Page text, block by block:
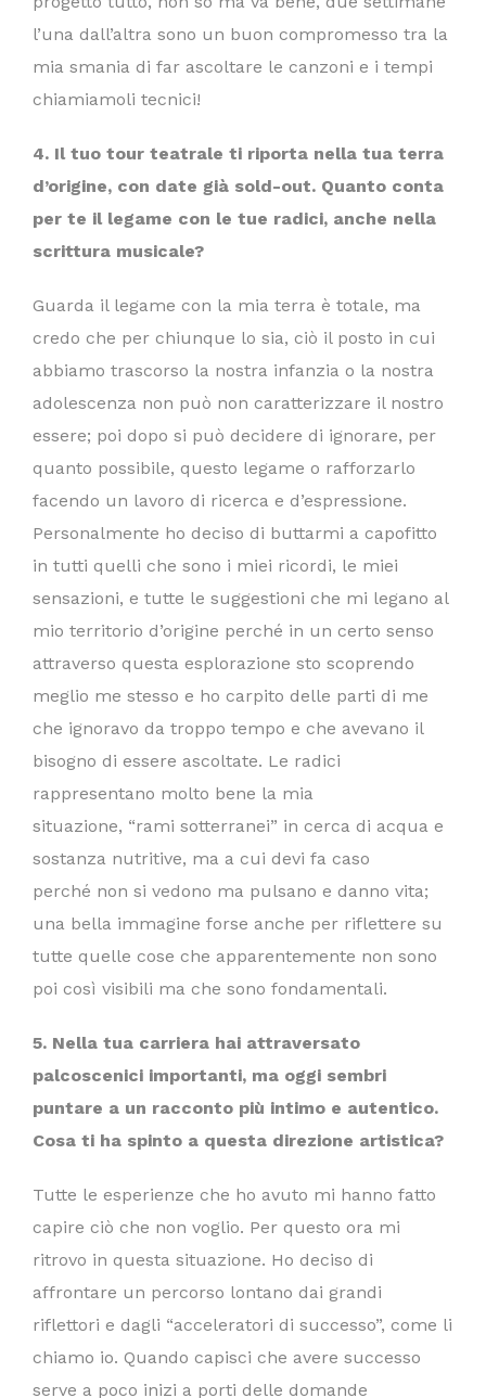
l’una dall’altra sono un buon compromesso tra la
mia smania di far ascoltare le canzoni e i tempi
chiamiamoli tecnici!
4. Il tuo tour teatrale ti riporta nella tua terra
d’origine, con date già sold-out. Quanto conta
per te il legame con le tue radici, anche nella
scrittura musicale?
Guarda il legame con la mia terra è totale, ma
credo che per chiunque lo sia, ciò il posto in cui
abbiamo trascorso la nostra infanzia o la nostra
adolescenza non può non caratterizzare il nostro
essere; poi dopo si può decidere di ignorare, per
quanto possibile, questo legame o rafforzarlo
facendo un lavoro di ricerca e d’espressione.
Personalmente ho deciso di buttarmi a capofitto
in tutti quelli che sono i miei ricordi, le miei
sensazioni, e tutte le suggestioni che mi legano al
mio territorio d’origine perché in un certo senso
attraverso questa esplorazione sto scoprendo
meglio me stesso e ho carpito delle parti di me
che ignoravo da troppo tempo e che avevano il
bisogno di essere ascoltate. Le radici
rappresentano molto bene la mia
situazione, “rami sotterranei” in cerca di acqua e
sostanza nutritive, ma a cui devi fa caso
perché non si vedono ma pulsano e danno vita;
una bella immagine forse anche per riflettere su
tutte quelle cose che apparentemente non sono
poi così visibili ma che sono fondamentali.
5. Nella tua carriera hai attraversato
palcoscenici importanti, ma oggi sembri
puntare a un racconto più intimo e autentico.
Cosa ti ha spinto a questa direzione artistica?
Tutte le esperienze che ho avuto mi hanno fatto
capire ciò che non voglio. Per questo ora mi
ritrovo in questa situazione. Ho deciso di
affrontare un percorso lontano dai grandi
riflettori e dagli “acceleratori di successo”, come li
chiamo io. Quando capisci che avere successo
serve a poco inizi a porti delle domande